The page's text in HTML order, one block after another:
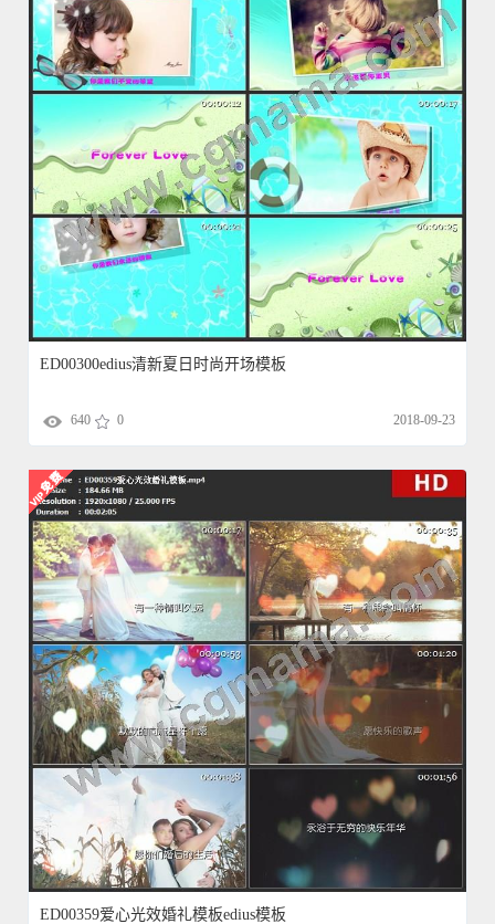
ED00300edius清新夏日时尚开场模板
640 0 2018-09-23
ED00359爱心光效婚礼模板edius模板